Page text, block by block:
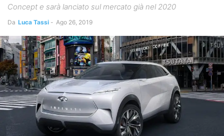
Concept e sarà lanciato sul mercato già nel 2020
Da Luca Tassi - Ago 26, 2019